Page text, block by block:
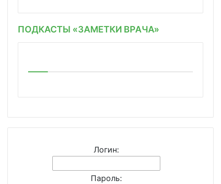
ПОДКАСТЫ «ЗАМЕТКИ ВРАЧА»
Логин:
Пароль: